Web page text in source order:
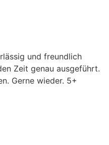
und freundlich
Zeit genau ausgeführt.
Gerne wieder. 5+